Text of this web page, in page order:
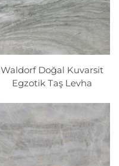
Waldorf Doğal Kuvarsit
Egzotik Taş Levha